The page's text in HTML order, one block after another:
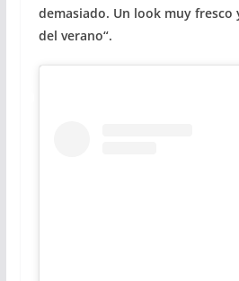
demasiado. Un look muy fresco
del verano“.